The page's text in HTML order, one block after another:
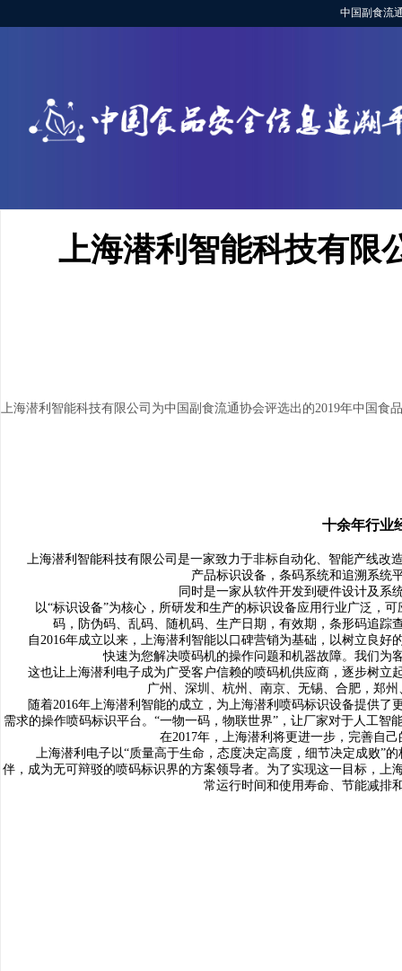
中国副食流
上海潜利智能科技有限
上海潜利智能科技有限公司为中国副食流通协会评选出的2019年中国食
十余年行业
上海潜利智能科技有限公司是一家致力于非标自动化、智能产线改
产品标识设备，条码系统和追溯系统
同时是一家从软件开发到硬件设计及系统
以“标识设备”为核心，所研发和生产的标识设备应用行业广泛，可
码，防伪码、乱码、随机码、生产日期，有效期，条形码追
自2016年成立以来，上海潜利智能以口碑营销为基础，以树立良好
快速为您解决喷码机的操作问题和机器故障。我们为
这也让上海潜利电子成为广受客户信赖的喷码机供应商，逐步树立
广州、深圳、杭州、南京、无锡、合肥，郑
随着2016年上海潜利智能的成立，为上海潜利喷码标识设备提供了
需求的操作喷码标识平台。“一物一码，物联世界”，让厂家对于人工
在2017年，上海潜利将更进一步，完善自
上海潜利电子以“质量高于生命，态度决定高度，细节决定成败”的
伴，成为无可辩驳的喷码标识界的方案领导者。为了实现这一目标，
常运行时间和使用寿命、节能减排